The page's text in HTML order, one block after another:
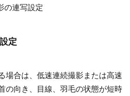
の連写設定
定
場合は、低速連続撮影または高速
の向き、目線、羽毛の状態が短時